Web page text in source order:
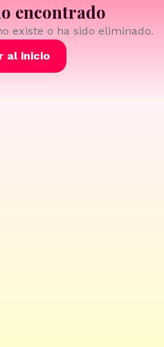
encontrado
existe o ha sido eliminado.
al inicio